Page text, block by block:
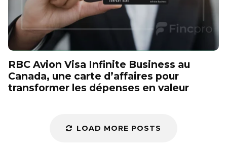
RBC Avion Visa Infinite Business au
Canada, une carte d’affaires pour
transformer les dépenses en valeur
LOAD MORE POSTS